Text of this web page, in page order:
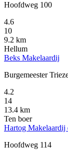
Hoofdweg 100
4.6
10
9.2 km
Hellum
Beks Makelaardij
Burgemeester
4.2
14
13.4 km
Ten boer
Hartog Makelaardij
Hoofdweg 114